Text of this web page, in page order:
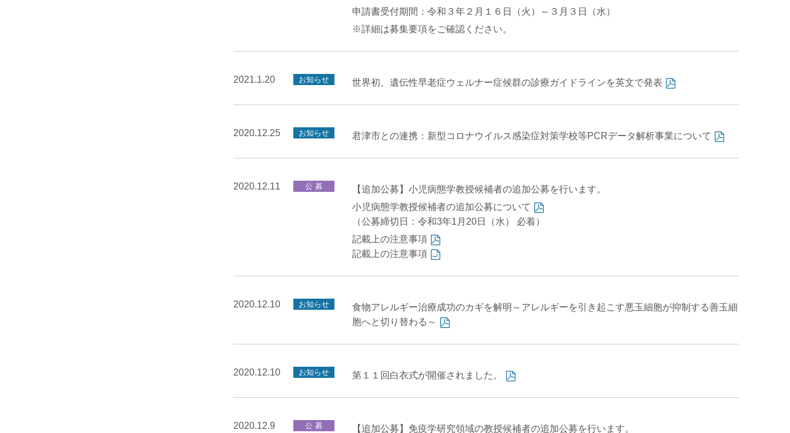
申請書受付期間：令和３年２月１６日（火）～３月３日（水）
※詳細は募集要項をご確認ください。
2021.1.20 お知らせ 世界初、遺伝性早老症ウェルナー症候群の診療ガイドラインを英文で発表
2020.12.25 お知らせ 君津市との連携：新型コロナウイルス感染症対策学校等PCRデータ解析事業について
2020.12.11 公 募
【追加公募】小児病態学教授候補者の追加公募を行います。
小児病態学教授候補者の追加公募について
（公募締切日：令和3年1月20日（水） 必着）
記載上の注意事項
記載上の注意事項
2020.12.10 お知らせ
食物アレルギー治療成功のカギを解明～アレルギーを引き起こす悪玉細胞が抑制する善玉細
胞へと切り替わる～
2020.12.10 お知らせ 第１１回白衣式が開催されました。
2020.12.9 公 募
【追加公募】免疫学研究領域の教授候補者の追加公募を行います。